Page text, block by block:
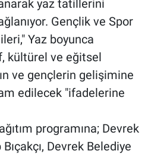
yaz tatillerini
Gençlik ve Spor
Yaz boyunca
kültürel ve eğitsel
ve gençlerin gelişimine
edilecek "ifadelerine
programına; Devrek
Devrek Belediye